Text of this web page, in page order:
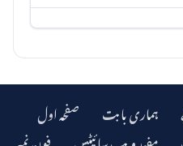
صفحہ اول ہماری بابت